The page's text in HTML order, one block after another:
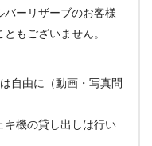
ーリザーブのお客様
もございません。
自由に（動画・写真問
キ機の貸し出しは行い